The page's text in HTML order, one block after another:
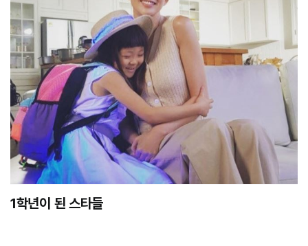
1학년이 된 스타들